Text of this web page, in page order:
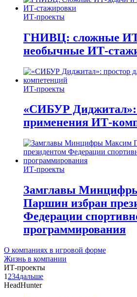
ИТ-проекты
ГНИВЦ: сложные
необычные
ИТ-проекты
«СИБУР Диджитал»:
применения ИТ-
ИТ-проекты
Замглавы
Паршин избран
Федерации
программирования
О компаниях в игровой форме
Жизнь в компании
ИТ-проекты
1 234дальше
HeadHunter